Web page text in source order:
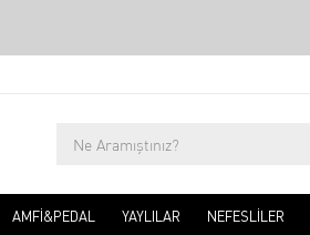
AMFİ&PEDAL YAYLILAR NEFESLİLER